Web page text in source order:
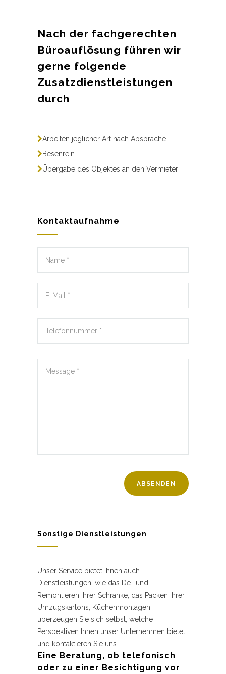
Nach der fachgerechten
Büroauflösung führen wir
gerne folgende
Zusatzdienstleistungen
durch
Arbeiten jeglicher Art nach Absprache
Besenrein
Übergabe des Objektes an den Vermieter
Kontaktaufnahme
Sonstige Dienstleistungen
Unser Service bietet Ihnen auch
Dienstleistungen, wie das De- und
Remontieren Ihrer Schränke, das Packen Ihrer
Umzugskartons, Küchenmontagen.
überzeugen Sie sich selbst, welche
Perspektiven Ihnen unser Unternehmen bietet
und kontaktieren Sie uns.
Eine Beratung, ob telefonisch
oder zu einer Besichtigung vor